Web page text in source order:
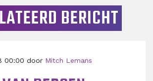
BERICHT
00:00 door Mitch Lemans